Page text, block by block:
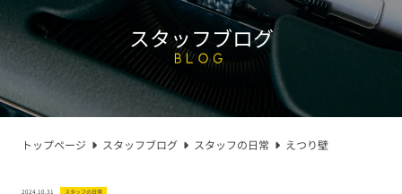
スタッフブログ
BLOG
トップページ スタッフブログ スタッフの日常 えつり壁
2024.10.31 スタッフの日常